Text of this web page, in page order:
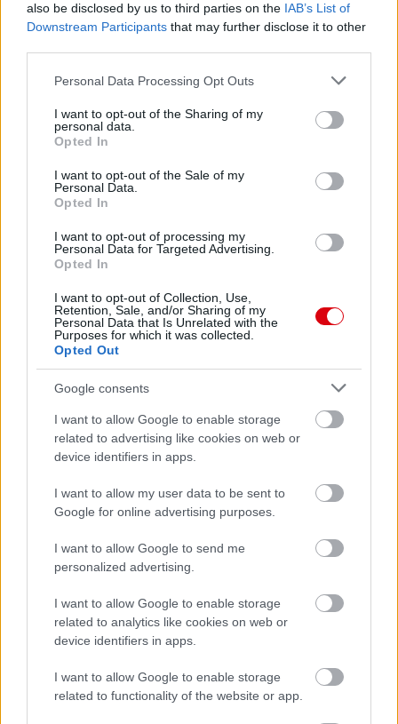
also be disclosed by us to third parties on the IAB’s List of
Downstream Participants that may further disclose it to other
Please note that this website/app uses one or more Google
not limited to your visit or usage behaviour. You may click to
grant or deny consent to Google and its third-party tags to
use your data for below specified purposes in below Google
consent section.
Personal Data Processing Opt Outs
I want to opt-out of the Sharing of my
personal data.
Opted In
I want to opt-out of the Sale of my
Personal Data.
Opted In
I want to opt-out of processing my
Personal Data for Targeted Advertising.
Opted In
I want to opt-out of Collection, Use,
Retention, Sale, and/or Sharing of my
Personal Data that Is Unrelated with the
Purposes for which it was collected.
Opted Out
Google consents
I want to allow Google to enable storage
related to advertising like cookies on web or
device identifiers in apps.
I want to allow my user data to be sent to
Google for online advertising purposes.
I want to allow Google to send me
personalized advertising.
I want to allow Google to enable storage
related to analytics like cookies on web or
device identifiers in apps.
I want to allow Google to enable storage
related to functionality of the website or app.
Meccs Center
Paris Saint-Germainvs
Manchester United
Nya Ullevi, Göteborg
2026-08-08 17:00
Leeds UnitedvsManchester United
AC MilanvsManchester United2026-08-15 18:00
ELŐZŐ MÉRKŐZÉSEK
Támogatás
Támogasd adományoddal
Kapcsolódó hírek
EGYKORI JÁTÉKOSOK